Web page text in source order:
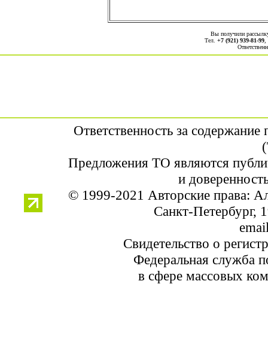
Вы получили
Тел. +7 (921) 939-81-99,
Ответственность за
Предложения ТО являются
и
© 1999-2021 Авторские права:
Санкт-Петербург,
Свидетельство о
Федеральная служба
в сфере массовых